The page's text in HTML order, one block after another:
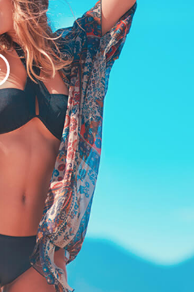
Korujen valokuvien muokkaus